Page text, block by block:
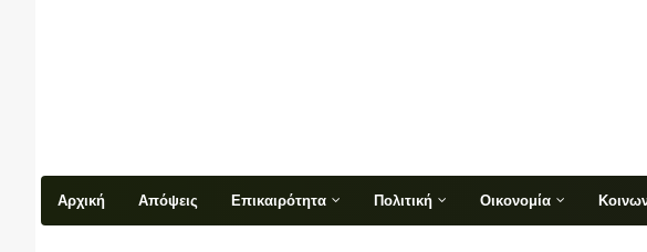
Αρχική Απόψεις Επικαιρότητα Πολιτική Οικονομία